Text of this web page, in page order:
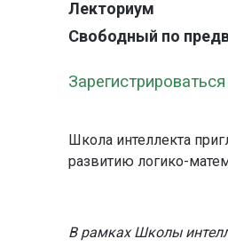
Лекториум
Свободный по
Школа интеллекта
развитию логико-
В рамках Школы